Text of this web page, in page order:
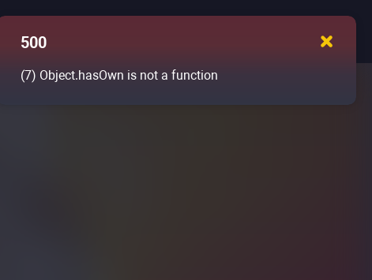
500
(7) Object.hasOwn is not a function